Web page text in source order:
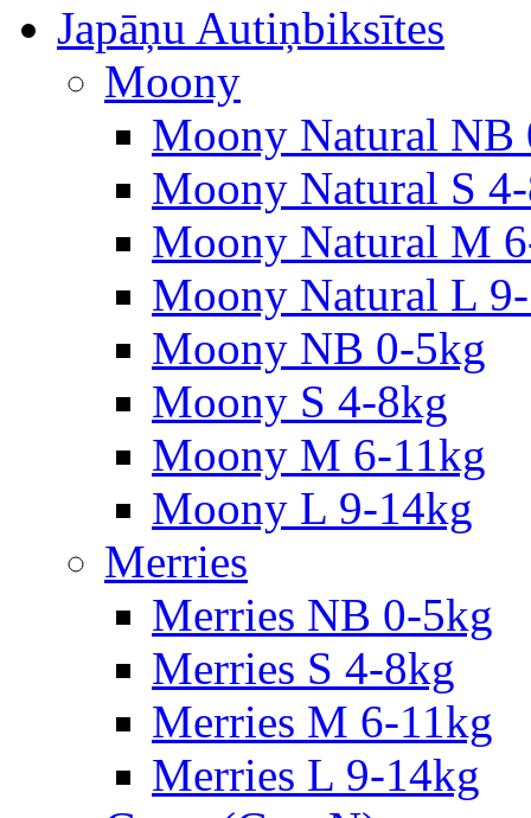
Japāņu Autiņbiksītes
Moony
Moony Natural NB
Moony Natural S
Moony Natural M
Moony Natural L
Moony NB 0-5kg
Moony S 4-8kg
Moony M 6-11kg
Moony L 9-14kg
Merries
Merries NB 0-5kg
Merries S 4-8kg
Merries M 6-11kg
Merries L 9-14kg